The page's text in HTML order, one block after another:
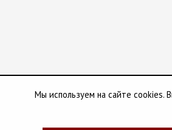
Мы используем на сайте cookies.